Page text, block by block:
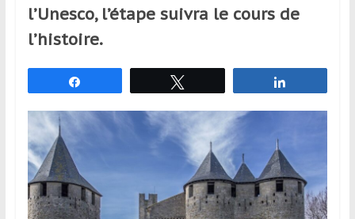
ou
simples
sport,
qui
déplacent
en
France
l’Unesco, l’étape suivra le cours de
l’histoire.